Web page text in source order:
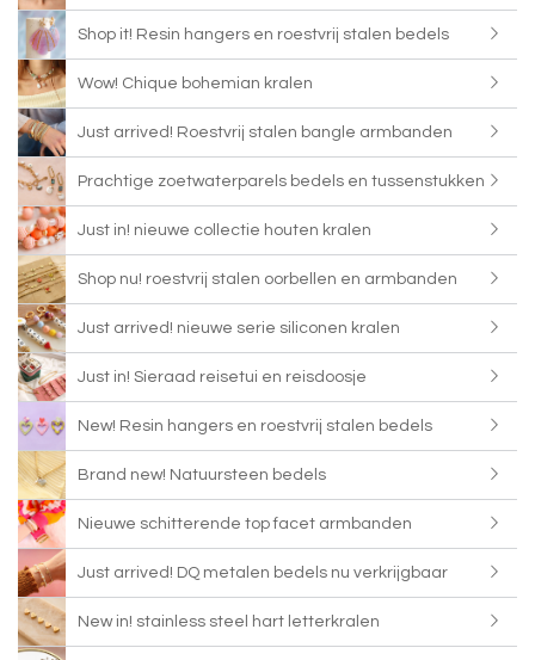
Shop it! Resin hangers en roestvrij stalen bedels
Wow! Chique bohemian kralen
Just arrived! Roestvrij stalen bangle armbanden
Prachtige zoetwaterparels bedels en tussenstukken
Just in! nieuwe collectie houten kralen
Shop nu! roestvrij stalen oorbellen en armbanden
Just arrived! nieuwe serie siliconen kralen
Just in! Sieraad reisetui en reisdoosje
New! Resin hangers en roestvrij stalen bedels
Brand new! Natuursteen bedels
Nieuwe schitterende top facet armbanden
Just arrived! DQ metalen bedels nu verkrijgbaar
New in! stainless steel hart letterkralen